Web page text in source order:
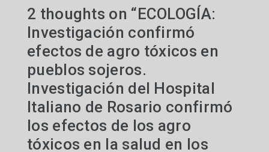
2 thoughts on “ECOLOGÍA:
Investigación confirmó
efectos de agro tóxicos en
pueblos sojeros.
Investigación del Hospital
Italiano de Rosario confirmó
los efectos de los agro
tóxicos en la salud en los